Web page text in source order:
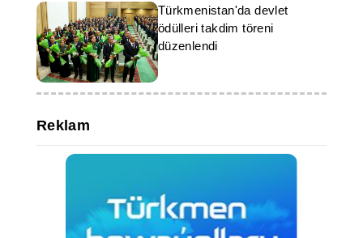
Türkmenistan'da devlet
ödülleri takdim töreni
düzenlendi
Reklam